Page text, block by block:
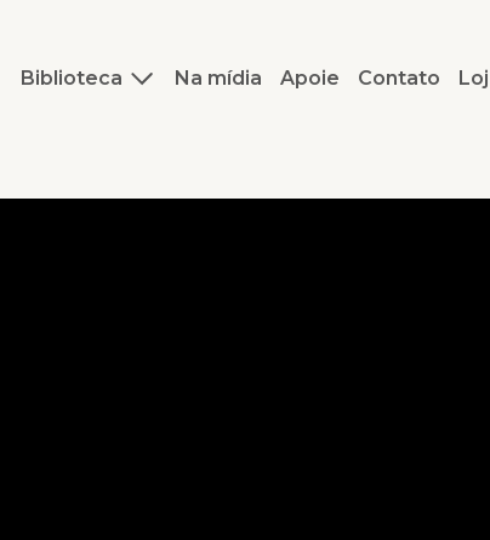
Biblioteca Na mídia Apoie Contato